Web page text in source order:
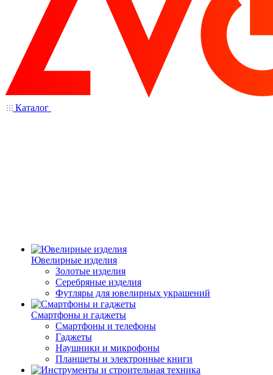
Каталог
Ювелирные изделия
Золотые изделия
Серебряные изделия
Футляры для ювелирных украшений
Смартфоны и гаджеты
Смартфоны и телефоны
Гаджеты
Наушники и микрофоны
Планшеты и электронные книги